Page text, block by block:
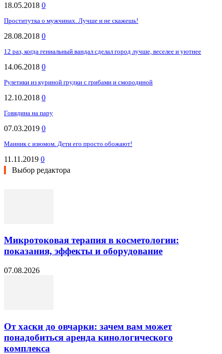
18.05.2018 0
Проститутка о мужчинах. Лучше и не скажешь!
28.08.2018 0
12 раз, когда гениальный вандал сделал город лучше, веселее и уютнее
14.06.2018 0
Рулетики из куриной грудки с грибами и смородиной
12.10.2018 0
Говядина на пару
07.03.2019 0
Манник с изюмом. Дети его просто обожают!
11.11.2019 0
Выбор редактора
Микротоковая терапия в косметологии:
показания, эффекты и оборудование
07.08.2026
От хаски до овчарки: зачем вам может
понадобиться аренда кинологического
комплекса